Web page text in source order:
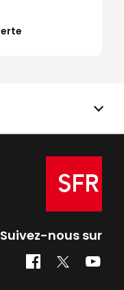
Suivez-nous sur